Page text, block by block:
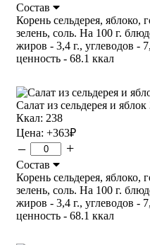
Состав
Корень сельдерея, яблоко,
зелень, соль. На 100 г.
жиров - 3,4 г., углеводов -
ценность - 68.1 ккал
Салат из сельдерея и
Ккал: 238
Цена: +363₽
– +
Состав
Корень сельдерея, яблоко,
зелень, соль. На 100 г.
жиров - 3,4 г., углеводов -
ценность - 68.1 ккал